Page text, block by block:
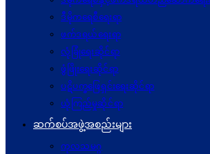
ဒီမိုကရေစီရေးရာ
ဖက်ဒရယ်ရေးရာ
လုံခြုံရေးဆိုင်ရာ
ဖွံဖြိုးရေးဆိုင်ရာ
ပဋိပက္ခ‌ဖြေရှင်းရေးဆိုင်ရာ
ယုံကြည်မှုဆိုင်ရာ
ဆက်စပ်အဖွဲ့အစည်းများ
ကုလသမဂ္ဂ